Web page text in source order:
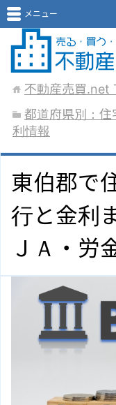
メニュー
不動産売買.net
都道府県別：
利情報
東伯郡で
行と金利
ＪＡ・労